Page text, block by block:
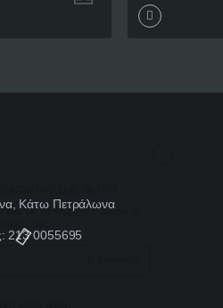
για να λαμβάνετε πρώτοι τα
Κάτω Πετράλωνα
213 0055695